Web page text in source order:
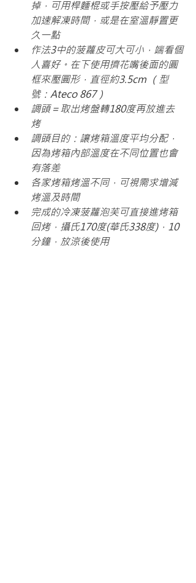
掉，可用桿麵棍或手按壓給予壓力
加速解凍時間，或是在室溫靜置更
久一點
作法3中的菠蘿皮可大可小，端看個
人喜好。在下使用擠花嘴後面的圓
框來壓圓形，直徑約3.5cm （型
號：Ateco 867）
調頭＝取出烤盤轉180度再放進去
烤
調頭目的：讓烤箱溫度平均分配，
因為烤箱內部溫度在不同位置也會
有落差
各家烤箱烤溫不同，可視需求增減
烤溫及時間
完成的冷凍菠蘿泡芙可直接進烤箱
回烤，攝氏170度(華氏338度)，10
分鐘，放涼後使用